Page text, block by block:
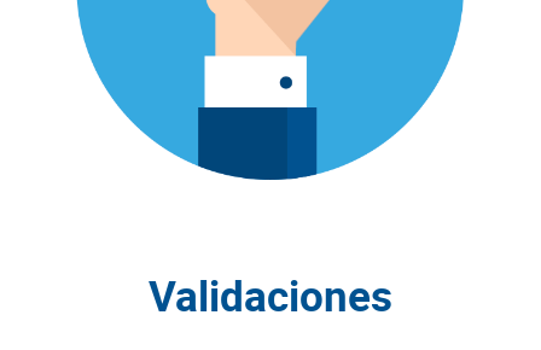
Validaciones